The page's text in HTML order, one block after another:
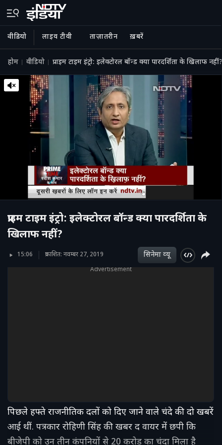
वीडियो लाइव टीवी ताज़ातरीन ख़बरें
होम वीडियो प्राइम टाइम इंट्रो: इलेक्टोरल बॉन्ड क्या पारदर्शिता के खिलाफ नहीं?
प्राइम टाइम इंट्रो: इलेक्टोरल बॉन्ड क्या पारदर्शिता के
खिलाफ नहीं?
15:06 प्रकाशित: नवम्बर 27, 2019 सिनेमा व्‍यू
Advertisement
पिछले हफ्ते राजनीतिक दलों को दिए जाने वाले चंदे की दो खबरें
आई थीं. पत्रकार रोहिणी सिंह की खबर द वायर में छपी कि
बीजेपी को उन तीन कंपनियों से 20 करोड़ का चंदा मिला है